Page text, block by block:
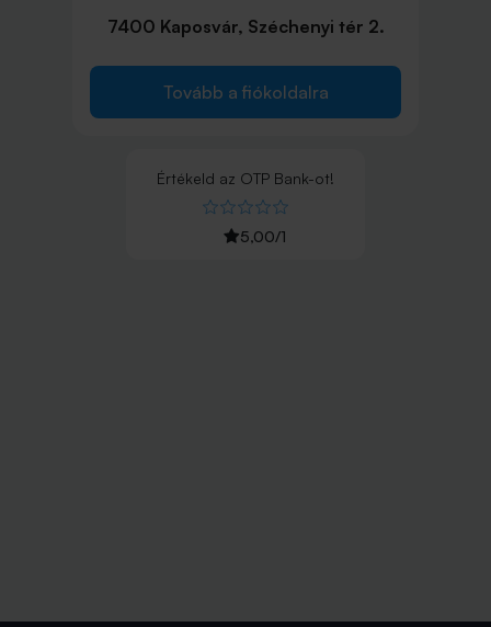
7400 Kaposvár, Széchenyi tér 2.
Tovább a fiókoldalra
Értékeld az OTP Bank-ot!
5,00/1